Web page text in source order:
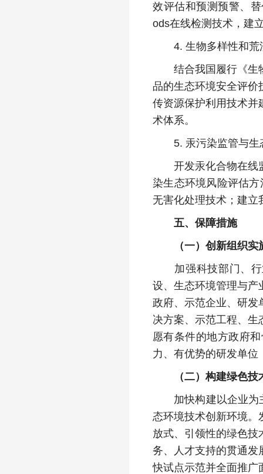
效评估和预测预警、
ods在线检测技术，建
4. 生物多样性和荒
结合我国履行《生物
品的生态环境安全评
传资源保护利用技术并
术体系。
5. 汞污染监管与生
开发汞化合物在线监
染生态环境风险评估
无害化处理技术；建
五、保障措施
（一）创新组织
加强科技部门、行
设、生态环境管理与产
政府、示范企业、研发
决方案、示范工程、
愿有条件的地方政府
力、有优势的研发单
（二）构建绿色
加快构建以企业为主
态环境技术创新环境。
放式、引领性的绿色
务、人才支持的贯通发
快试点示范并全面推广